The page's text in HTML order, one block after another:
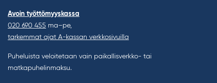
Avoin työttömyyskassa
020 690 455 ma–pe,
tarkemmat ajat A-kassan verkkosivuilla
Puheluista veloitetaan vain paikallisverkko- tai
matkapuhelinmaksu.